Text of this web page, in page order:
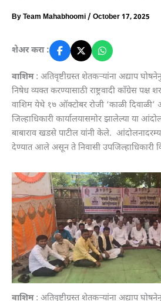
ByTeam Mahabhoomi/ October 17, 2025
शेअर करा :
वाशिम: अतिवृष्टीग्रस्त शेतकऱ्यांना अद्याप
निषेध व्यक्त करण्यासाठी राष्ट्रवादी काँग्रेस पक्ष
वाशिम येथे १७ ऑक्टोबर रोजी ‘काळी
जिल्हाधिकारी कार्यालयासमोर झालेल्या या
बाबाराव खडसे पाटील यांनी केले.
देण्यात आले असून ते निवासी उपजिल्हाधिकारी
वाशिम: अतिवृष्टीग्रस्त शेतकऱ्यांना अद्याप